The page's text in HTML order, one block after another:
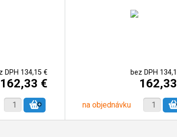
DPH 134,15 €
162,33 €
bez DPH
na objednávku